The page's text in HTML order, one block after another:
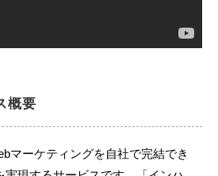
概要
マーケティングを自社で完結でき